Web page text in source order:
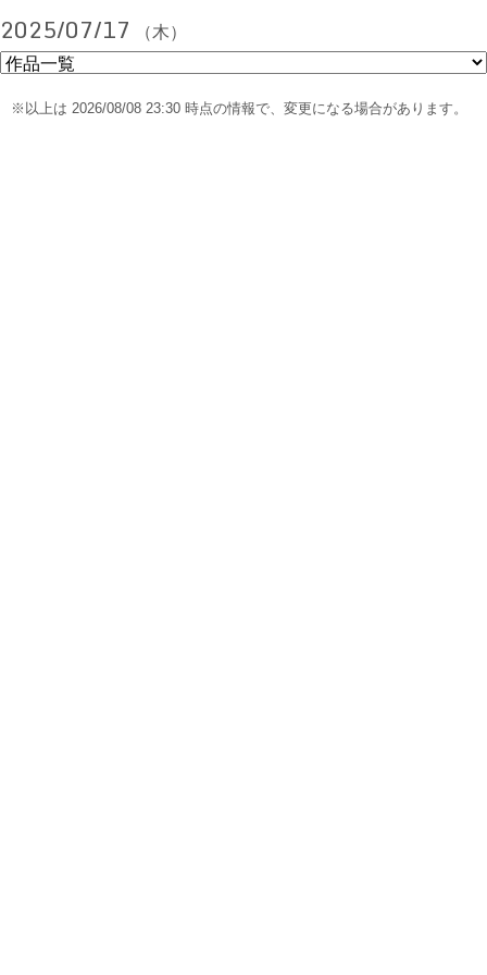
2025/07/17 （木）
※以上は 2026/08/08 23:30 時点の情報で、変更になる場合があります。